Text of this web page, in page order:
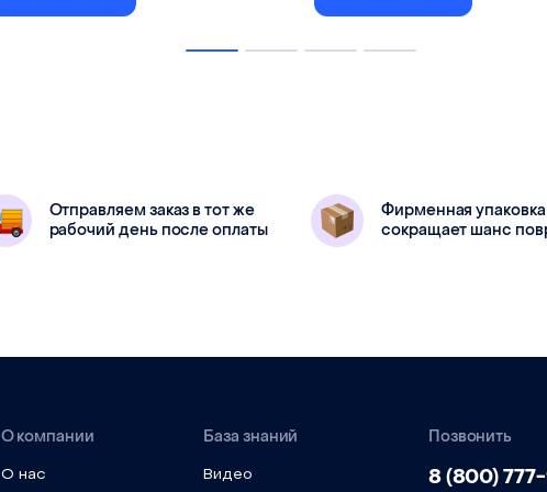
Отправляем заказ в тот же
рабочий день после оплаты
Фирменная упаковка
сокращает шанс
О компании
О нас
База знаний
Видео
Позвонить
8 (800)